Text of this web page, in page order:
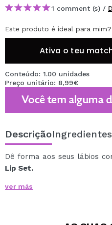
1 comment (s) /
Este produto é ideal para mim?
Ativa o teu
Conteúdo: 1.00 unidades
Preço unitário: 8,99€
Você tem alguma
DescriçãoIngredientes
Dê forma aos seus lábios
Lip Set.
lábios perfeitos:
ver más